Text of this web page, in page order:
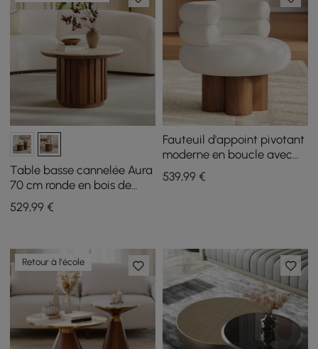
Table basse cannelée Aura
70 cm ronde en bois de
frêne noyer avec plateau
en pierre frittée
529,99 €
Fauteuil d'appoint pivotant
moderne en boucle avec
base en bois massif
539,99€
Retour à l'école